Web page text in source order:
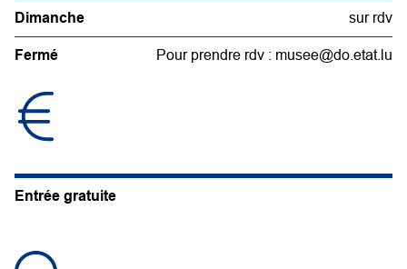
Dimanche sur rdv
Fermé Pour prendre rdv : musee@do.etat.lu
Entrée gratuite